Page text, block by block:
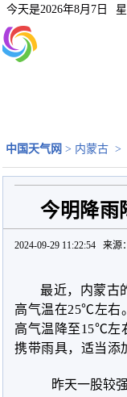
今天是2026年8月7日
中国天气网 > 内蒙古 >
今明降
2024-09-29 11:22:54 来源
最近， 内蒙古
高气温在25℃左右
高气温降至15℃左
携带雨具， 适当添
昨天一股较